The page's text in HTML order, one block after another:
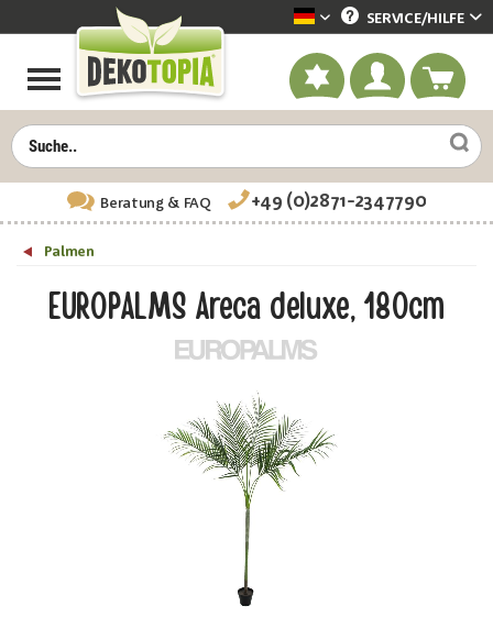
Dekotopia deutsch
SERVICE/HILFE
Beratung& FAQ +49 (0)2871-2347790
Palmen
EUROPALMS Areca deluxe, 180cm